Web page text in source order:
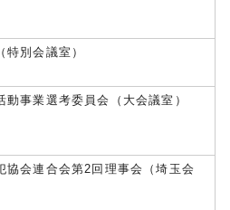
特別会議室）
動事業選考委員会（大会議室）
協会連合会第2回理事会（埼玉会